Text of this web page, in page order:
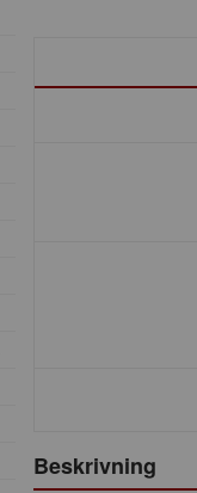
Beskrivning